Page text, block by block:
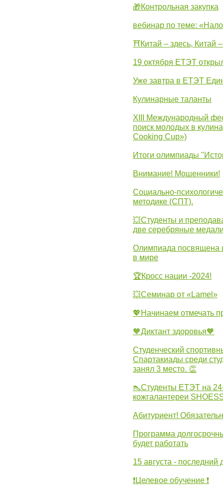
🎁Контрольная закупка
вебинар по теме:
⛩Китай – здесь, Китай
19 октября ЕТЭТ
Уже завтра в ЕТЭТ
Кулинарные таланты
XIII Международный
поиск молодых в
Cooking Cup»)
Итоги олимпиады
Внимание! Мошенники!
Социально-
методике (СПТ).
💥Студенты и
две серебряные
Олимпиада посвящена
в мире
🏆Кросс нации -2024!
💥Семинар от «Lamel»
💖Начинаем отмечать
🧡Диктант здоровья🧡
Студенческий
Спартакиады среди
занял 3 место. 👏
👠Студенты ЕТЭТ на
кожгалантереи
Абитуриент!
Программа
будет работать
15 августа - последний
❗Целевое обучение ❗